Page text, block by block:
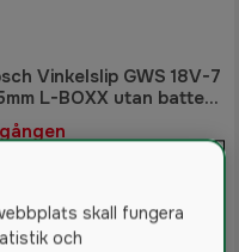
Vinkelslip GWS 18V-7
L-BOXX utan batteri
skall fungera
och